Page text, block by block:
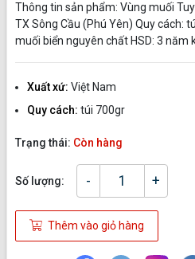
Thông tin sản phẩm: Vùng muối
TX Sông Cầu (Phú Yên) Quy cách:
muối biển nguyên chất HSD: 3 năm
Xuất xứ: Việt Nam
Quy cách: túi 700gr
Trạng thái: Còn hàng
Số lượng: - +
Thêm vào giỏ hàng